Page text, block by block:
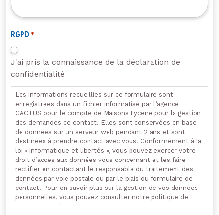
RGPD *
J'ai pris la connaissance de la déclaration de
confidentialité
Les informations recueillies sur ce formulaire sont
enregistrées dans un fichier informatisé par l’agence
CACTUS pour le compte de Maisons Lycéne pour la gestion
des demandes de contact. Elles sont conservées en base
de données sur un serveur web pendant 2 ans et sont
destinées à prendre contact avec vous. Conformément à la
loi « informatique et libertés », vous pouvez exercer votre
droit d’accès aux données vous concernant et les faire
rectifier en contactant le responsable du traitement des
données par voie postale ou par le biais du formulaire de
contact. Pour en savoir plus sur la gestion de vos données
personnelles, vous pouvez consulter notre politique de
confidentialité.